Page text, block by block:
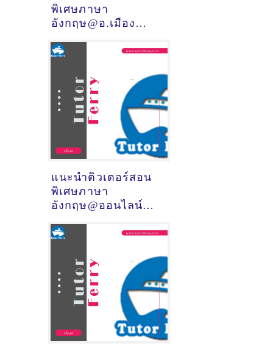
พิเศษภาษา
อังกฤษ@อ.เมือง
จันทบุรี)
แนะนำติวเตอร์สอน
พิเศษภาษา
อังกฤษ@ออนไลน์
สุราษฎร์ธานี)